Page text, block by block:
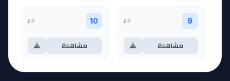
9
EP
مشاهدة
10
EP
مشاهدة
آخر حلقة 🔥